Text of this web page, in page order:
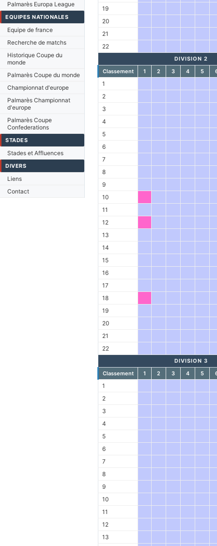
Palmarès Europa League
EQUIPES NATIONALES
Equipe de france
Recherche de matchs
Historique Coupe du
monde
Palmarès Coupe du monde
Championnat d'europe
Palmarès Championnat
d'europe
Palmarès Coupe
Confederations
STADES
Stades et Affluences
DIVERS
Liens
Contact
19
20
21
22
DIVISION 2
Classement
1 2 3 4 5
1
2
3
4
5
6
7
8
9
10
11
12
13
14
15
16
17
18
19
20
21
22
DIVISION 3
Classement
1 2 3 4 5
1
2
3
4
5
6
7
8
9
10
11
12
13